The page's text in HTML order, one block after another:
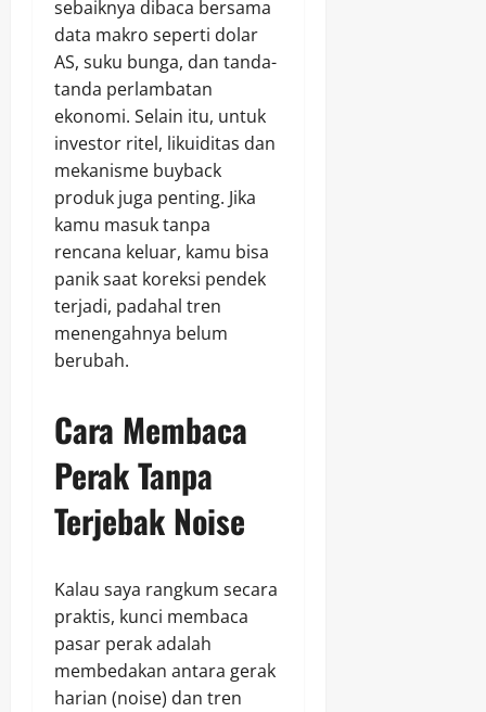
sebaiknya dibaca bersama
data makro seperti dolar
AS, suku bunga, dan tanda-
tanda perlambatan
ekonomi. Selain itu, untuk
investor ritel, likuiditas dan
mekanisme buyback
produk juga penting. Jika
kamu masuk tanpa
rencana keluar, kamu bisa
panik saat koreksi pendek
terjadi, padahal tren
menengahnya belum
berubah.
Cara Membaca
Perak Tanpa
Terjebak Noise
Kalau saya rangkum secara
praktis, kunci membaca
pasar perak adalah
membedakan antara gerak
harian (noise) dan tren